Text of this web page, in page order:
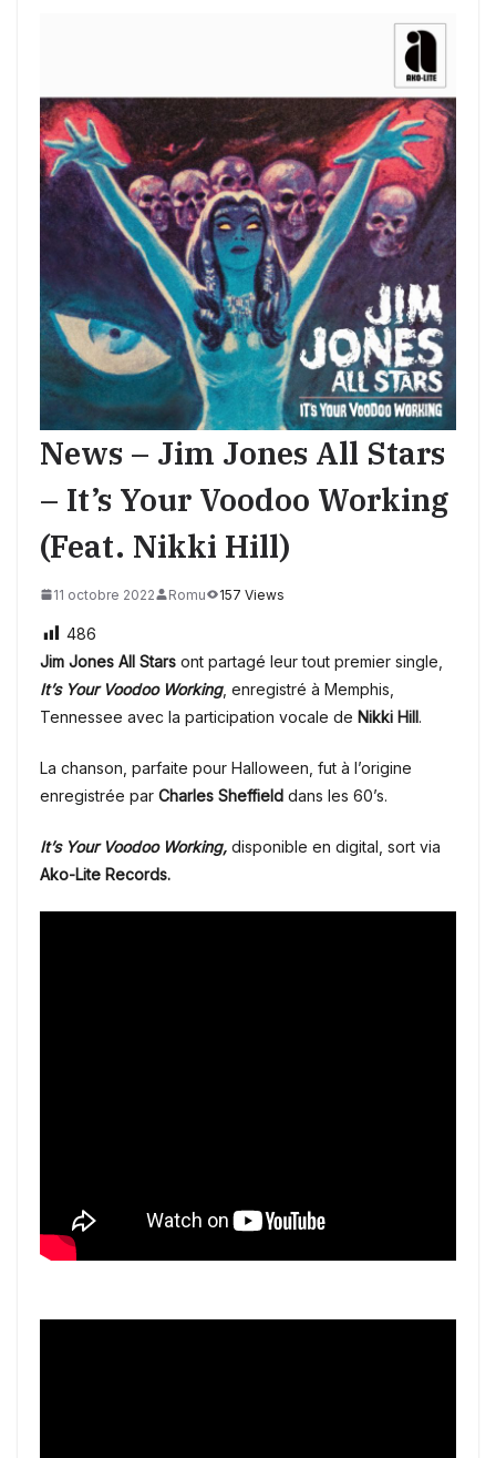
News – Jim Jones All Stars
– It’s Your Voodoo Working
(feat. Nikki Hill)
11 octobre 2022 Romu 157 Views
486
Jim Jones All Stars ont partagé leur tout premier single,
It’s Your Voodoo Working, enregistré à Memphis,
Tennessee avec la participation vocale de Nikki Hill.
La chanson, parfaite pour Halloween, fut à l’origine
enregistrée par Charles Sheffield dans les 60’s.
It’s Your Voodoo Working, disponible en digital, sort via
Ako-Lite Records.